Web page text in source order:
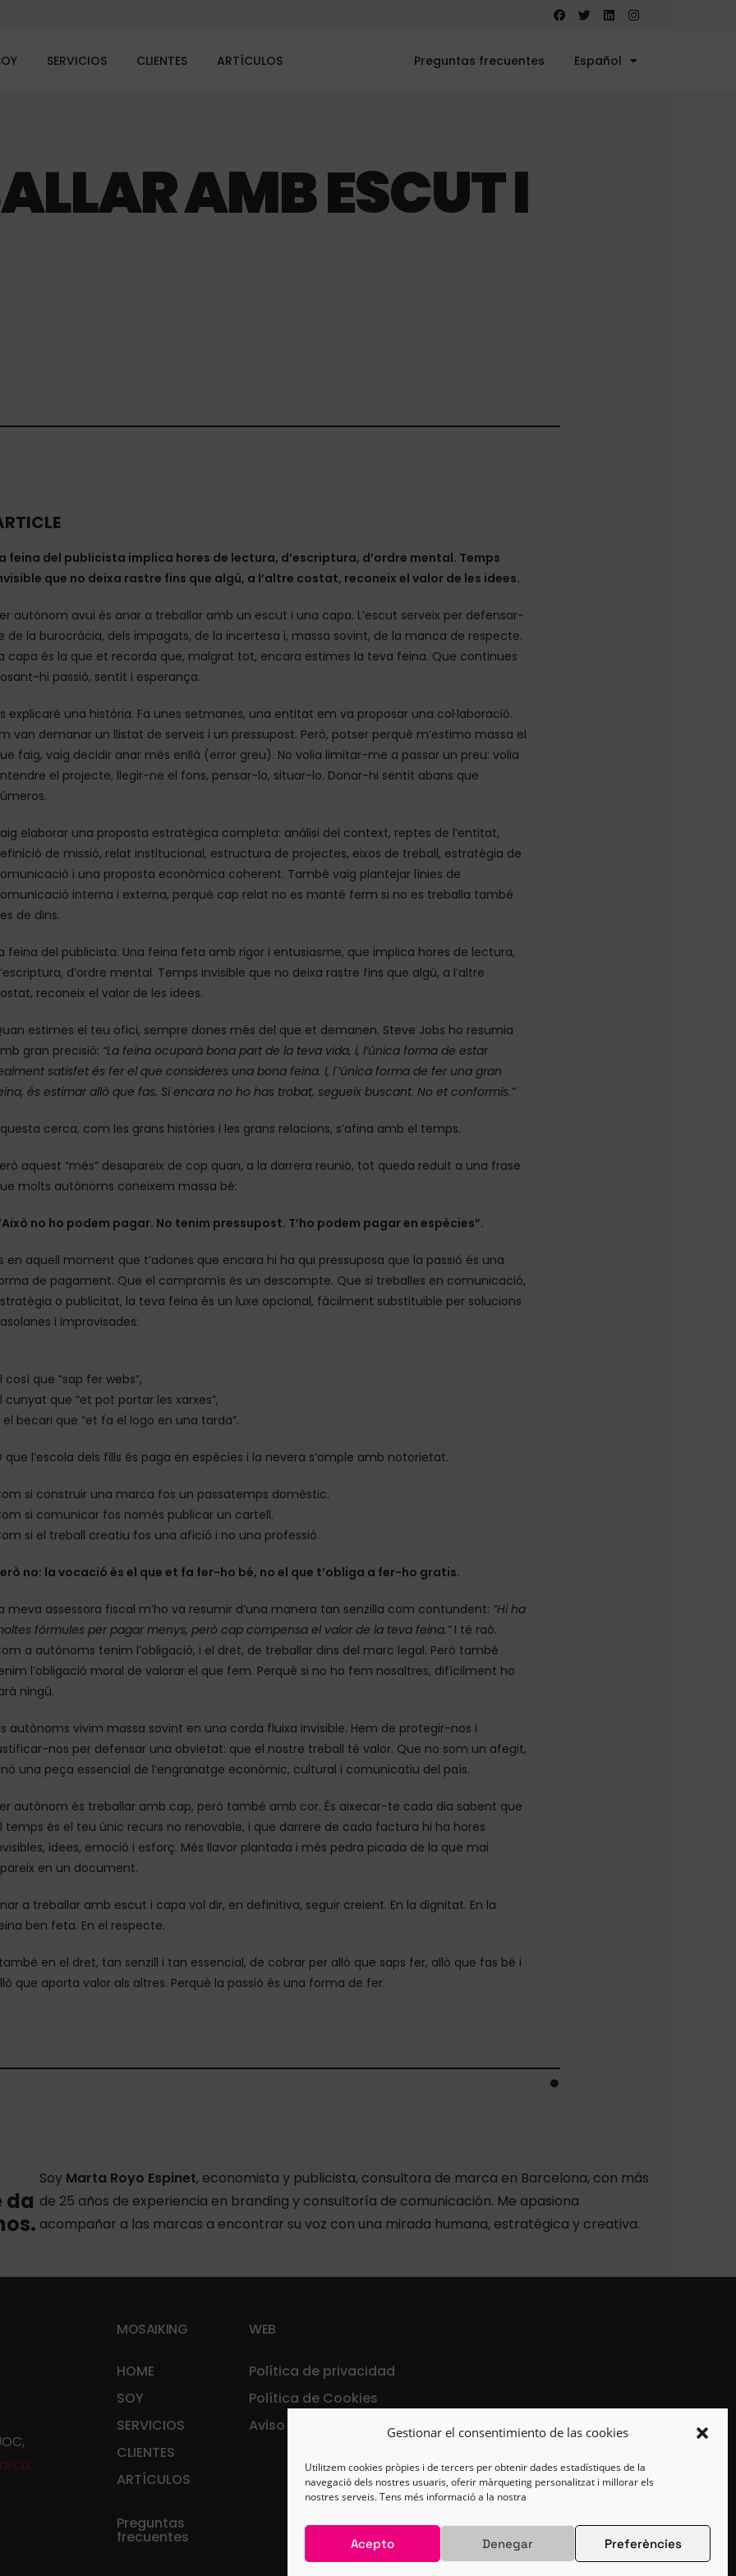
Gestionar el consentimiento de las cookies
Utilitzem cookies pròpies i de tercers per obtenir dades estadístiques de la
navegació dels nostres usuaris, oferir màrqueting personalitzat i millorar els
nostres serveis. Tens més informació a la nostra
Acepto Denegar Preferències
SERVICIOS CLIENTES ARTÍCULOS Preguntas frecuentes Español
AMB ESCUT I
feina del publicista implica hores de lectura, d’escriptura, d’ordre mental. Temps
que no deixa rastre fins que algú, a l’altre costat, reconeix el valor de les idees.
autònom avui és anar a treballar amb un escut i una capa. L’escut serveix per defensar-
de la burocràcia, dels impagats, de la incertesa i, massa sovint, de la manca de respecte.
capa és la que et recorda que, malgrat tot, encara estimes la teva feina. Que continues
hi passió, sentit i esperança.
explicaré una història. Fa unes setmanes, una entitat em va proposar una col·laboració.
van demanar un llistat de serveis i un pressupost. Però, potser perquè m’estimo massa el
faig, vaig decidir anar més enllà (error greu). No volia limitar-me a passar un preu: volia
el projecte, llegir-ne el fons, pensar-lo, situar-lo. Donar-hi sentit abans que
elaborar una proposta estratègica completa: anàlisi del context, reptes de l’entitat,
de missió, relat institucional, estructura de projectes, eixos de treball, estratègia de
i una proposta econòmica coherent. També vaig plantejar línies de
interna i externa, perquè cap relat no es manté ferm si no es treballa també
de dins.
feina del publicista. Una feina feta amb rigor i entusiasme, que implica hores de lectura,
d’ordre mental. Temps invisible que no deixa rastre fins que algú, a l’altre
reconeix el valor de les idees.
estimes el teu ofici, sempre dones més del que et demanen. Steve Jobs ho resumia
gran precisió: “La feina ocuparà bona part de la teva vida, i, l’única forma de estar
satisfet és fer el que consideres una bona feina. I, l´’única forma de fer una gran
és estimar allò que fas. Si encara no ho has trobat, segueix buscant. No et conformis.”
cerca, com les grans històries i les grans relacions, s’afina amb el temps.
aquest “més” desapareix de cop quan, a la darrera reunió, tot queda reduit a una frase
molts autònoms coneixem massa bé:
no ho podem pagar. No tenim pressupost. T’ho podem pagar en espècies”.
en aquell moment que t’adones que encara hi ha qui pressuposa que la passió és una
de pagament. Que el compromís és un descompte. Que si treballes en comunicació,
o publicitat, la teva feina és un luxe opcional, fàcilment substituïble per solucions
i improvisades:
cosí que “sap fer webs”,
cunyat que “et pot portar les xarxes”,
el becari que “et fa el logo en una tarda”.
que l’escola dels fills és paga en espècies i la nevera s’omple amb notorietat.
si construir una marca fos un passatemps domèstic.
si comunicar fos només publicar un cartell.
si el treball creatiu fos una afició i no una professió.
no: la vocació és el que et fa fer-ho bé, no el que t’obliga a fer-ho gratis.
meva assessora fiscal m’ho va resumir d’una manera tan senzilla com contundent: “Hi ha
fórmules per pagar menys, però cap compensa el valor de la teva feina.”I té raó.
a autònoms tenim l’obligació, i el dret, de treballar dins del marc legal. Però també
l’obligació moral de valorar el que fem. Perquè si no ho fem nosaltres, difícilment ho
ningú.
autònoms vivim massa sovint en una corda fluixa invisible. Hem de protegir-nos i
nos per defensar una obvietat: que el nostre treball té valor. Que no som un afegit,
una peça essencial de l’engranatge econòmic, cultural i comunicatiu del país.
autònom és treballar amb cap, però també amb cor. És aixecar-te cada dia sabent que
temps és el teu únic recurs no renovable, i que darrere de cada factura hi ha hores
idees, emoció i esforç. Més llavor plantada i més pedra picada de la que mai
en un document.
a treballar amb escut i capa vol dir, en definitiva, seguir creient. En la dignitat. En la
ben feta. En el respecte.
en el dret, tan senzill i tan essencial, de cobrar per allò que saps fer, allò que fas bé i
que aporta valor als altres. Perquè la passió és una forma de fer.
da
Soy Marta Royo Espinet, economista y publicista, consultora de marca en Barcelona, con más
de 25 años de experiencia en branding y consultoría de comunicación. Me apasiona
acompañar a las marcas a encontrar su voz con una mirada humana, estratégica y creativa.
.
MOSAIKING
HOME
SOY
SERVICIOS
CLIENTES
ARTÍCULOS
Preguntas
frecuentes
WEB
Política de privacidad
Política de Cookies
Aviso legal